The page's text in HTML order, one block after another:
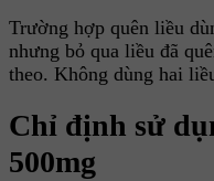
Trường hợp quên liều
nhưng bỏ qua liều đã
theo. Không dùng hai
Chỉ định sử
500mg